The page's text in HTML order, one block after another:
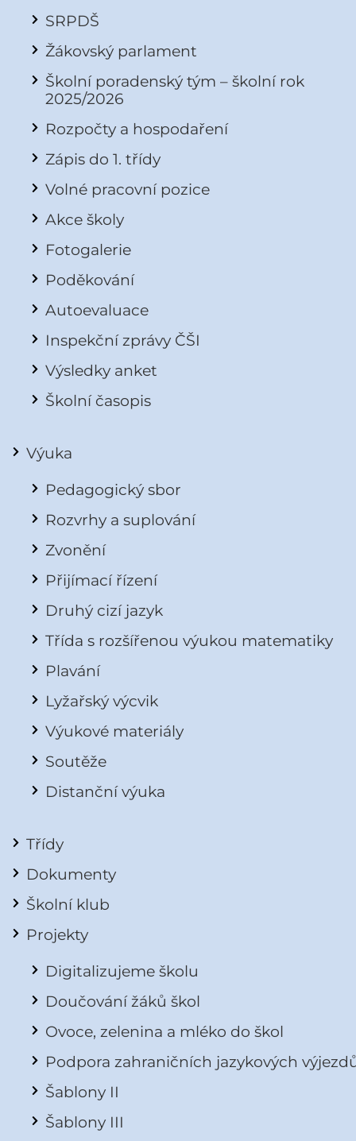
SRPDŠ
Žákovský parlament
Školní poradenský tým – školní rok
2025/2026
Rozpočty a hospodaření
Zápis do 1. třídy
Volné pracovní pozice
Akce školy
Fotogalerie
Poděkování
Autoevaluace
Inspekční zprávy ČŠI
Výsledky anket
Školní časopis
Výuka
Pedagogický sbor
Rozvrhy a suplování
Zvonění
Přijímací řízení
Druhý cizí jazyk
Třída s rozšířenou výukou matematiky
Plavání
Lyžařský výcvik
Výukové materiály
Soutěže
Distanční výuka
Třídy
Dokumenty
Školní klub
Projekty
Digitalizujeme školu
Doučování žáků škol
Ovoce, zelenina a mléko do škol
Podpora zahraničních jazykových
Šablony II
Šablony III